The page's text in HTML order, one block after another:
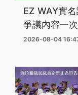
EZ WAY實
爭議內容一
2026-08-04